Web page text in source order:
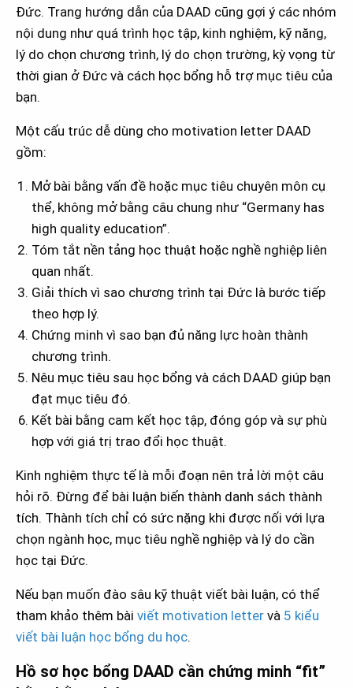
Đức. Trang hướng dẫn của DAAD cũng gợi ý các nhóm
nội dung như quá trình học tập, kinh nghiệm, kỹ năng,
lý do chọn chương trình, lý do chọn trường, kỳ vọng từ
thời gian ở Đức và cách học bổng hỗ trợ mục tiêu của
bạn.
Một cấu trúc dễ dùng cho motivation letter DAAD
gồm:
Mở bài bằng vấn đề hoặc mục tiêu chuyên môn cụ
thể, không mở bằng câu chung như “Germany has
high quality education”.
Tóm tắt nền tảng học thuật hoặc nghề nghiệp liên
quan nhất.
Giải thích vì sao chương trình tại Đức là bước tiếp
theo hợp lý.
Chứng minh vì sao bạn đủ năng lực hoàn thành
chương trình.
Nêu mục tiêu sau học bổng và cách DAAD giúp bạn
đạt mục tiêu đó.
Kết bài bằng cam kết học tập, đóng góp và sự phù
hợp với giá trị trao đổi học thuật.
Kinh nghiệm thực tế là mỗi đoạn nên trả lời một câu
hỏi rõ. Đừng để bài luận biến thành danh sách thành
tích. Thành tích chỉ có sức nặng khi được nối với lựa
chọn ngành học, mục tiêu nghề nghiệp và lý do cần
học tại Đức.
Nếu bạn muốn đào sâu kỹ thuật viết bài luận, có thể
tham khảo thêm bài viết motivation letter và 5 kiểu
viết bài luận học bổng du học.
Hồ sơ học bổng DAAD cần chứng minh “fit”